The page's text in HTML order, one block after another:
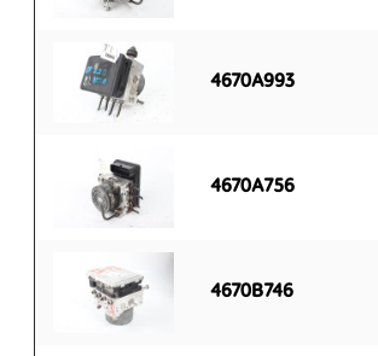
4670A993
4670A756
4670B746